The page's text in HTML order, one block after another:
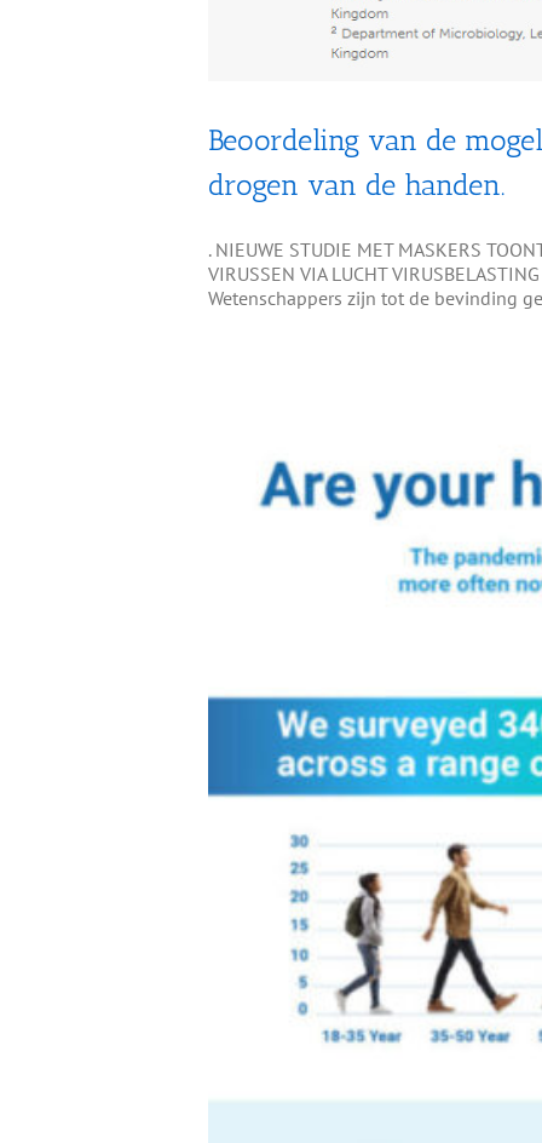
Beoordeling van de
drogen van de handen.
. NIEUWE STUDIE MET MASKERS
VIRUSSEN VIA LUCHT
Wetenschappers zijn tot de bevinding